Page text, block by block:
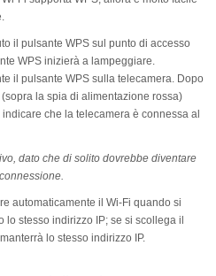
il pulsante WPS sul punto di accesso
WPS inizierà a lampeggiare.
il pulsante WPS sulla telecamera. Dopo
la spia di alimentazione rossa)
che la telecamera è connessa al
dato che di solito dovrebbe diventare
automaticamente il Wi-Fi quando si
lo stesso indirizzo IP; se si scollega il
lo stesso indirizzo IP.